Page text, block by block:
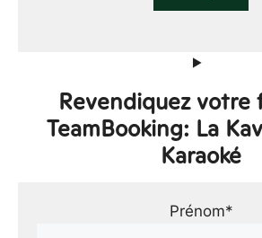
Revendiquez votre
TeamBooking: La
Karaoké
Prénom*